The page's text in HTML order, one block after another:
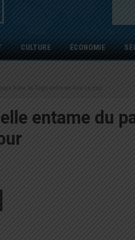
CULTURE ÉCONOMIE
hôte, le Togo entre en lice ce jour
entame du